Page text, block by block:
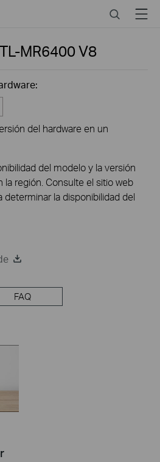
SearchMenu
TL-MR6400V8
del hardware en un
del modelo y la versión
la región. Consulte el sitio web
determinar la disponibilidad del
FAQ